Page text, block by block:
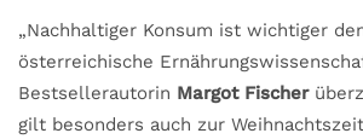
„Nachhaltiger Konsum ist wichtiger
österreichische
Bestsellerautorin Margot Fischer
gilt besonders auch zur